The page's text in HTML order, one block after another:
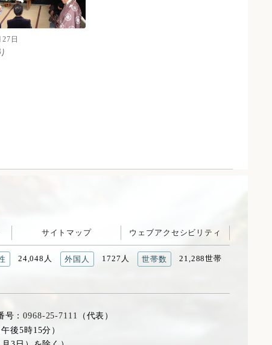
日
サイトマップ ウェブアクセシビリティ
24,048人 外国人 1727人 世帯数 21,288世帯
号：0968-25-7111
（代表）
後5時15分）